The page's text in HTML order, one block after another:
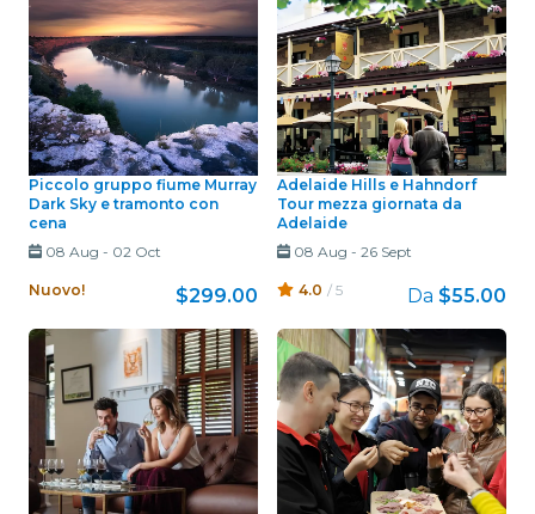
Piccolo gruppo fiume Murray
Dark Sky e tramonto con
cena
08 Aug - 02 Oct
Nuovo! $299.00
Adelaide Hills e Hahndorf
Tour mezza giornata da
Adelaide
08 Aug - 26 Sept
4.0 / 5 Da $55.00